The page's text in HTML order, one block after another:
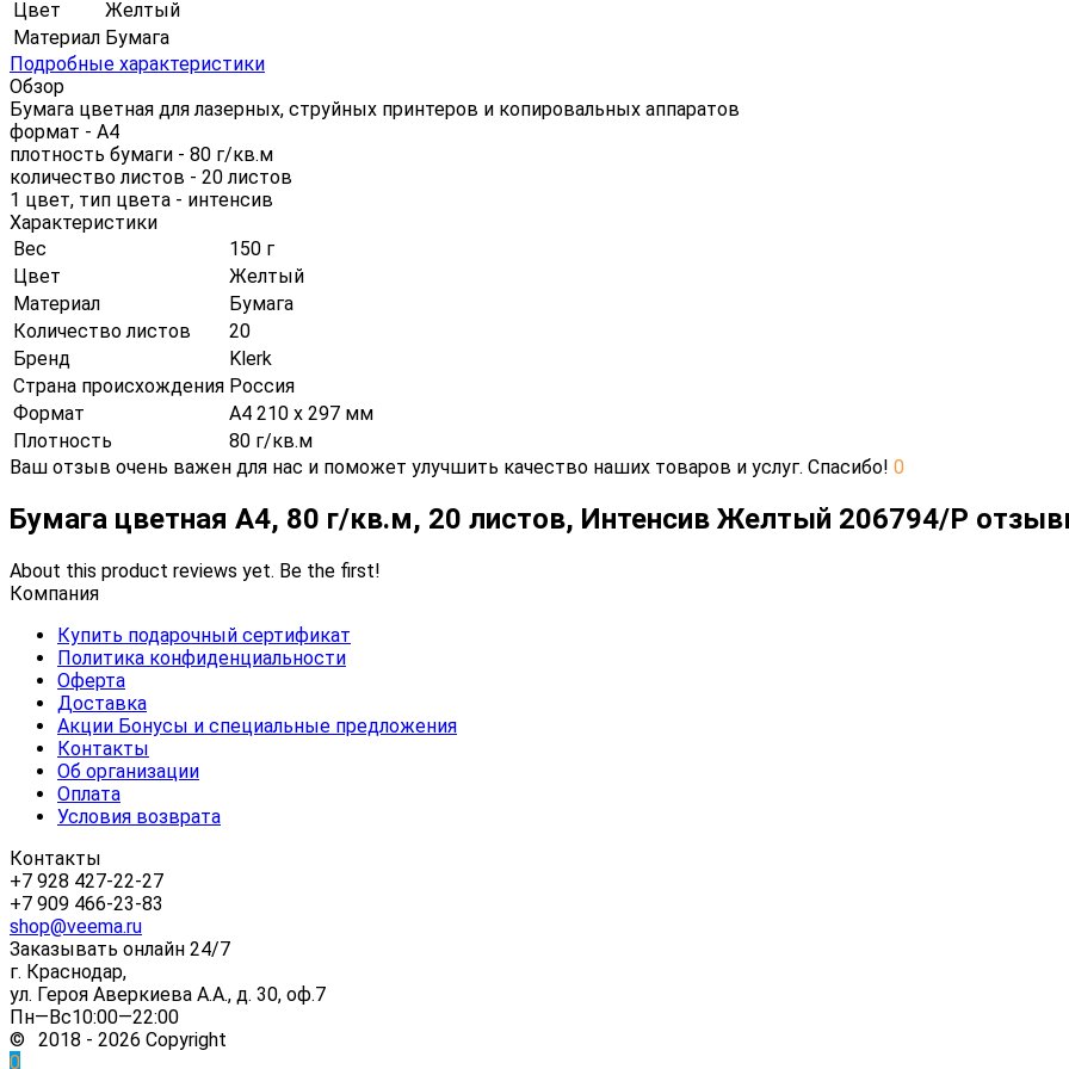
Цвет
Желтый
Материал Бумага
Подробные характеристики
Обзор
Бумага цветная для лазерных, струйных принтеров и копировальных аппаратов
формат - А4
плотность бумаги - 80 г/кв.м
количество листов - 20 листов
1 цвет, тип цвета - интенсив
Характеристики
Вес
150 г
Цвет
Желтый
Материал
Бумага
Количество листов
20
Бренд
Klerk
Страна происхождения Россия
Формат
А4 210 х 297 мм
Плотность
80 г/кв.м
Ваш отзыв очень важен для нас и поможет улучшить качество наших товаров и услуг. Спасибо! 0
Бумага цветная А4, 80 г/кв.м, 20 листов, Интенсив Желтый 206794/Р
About this product reviews yet. Be the first!
Компания
Купить подарочный сертификат
Политика конфиденциальности
Оферта
Доставка
Акции Бонусы и специальные предложения
Контакты
Об организации
Оплата
Условия возврата
Контакты
+7 928 427-22-27
+7 909 466-23-83
shop@veema.ru
Заказывать онлайн 24/7
г. Краснодар,
ул. Героя Аверкиева А.А., д. 30, оф.7
Пн—Вс10:00—22:00
© 2018 - 2026 Copyright
0